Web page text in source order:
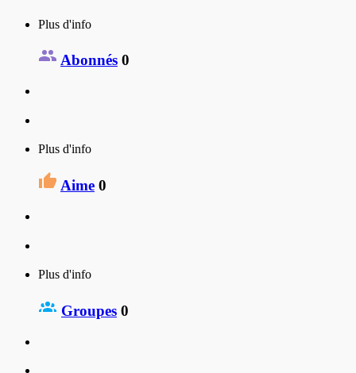
Plus d'info
Abonnés 0
Plus d'info
Aime 0
Plus d'info
Groupes 0